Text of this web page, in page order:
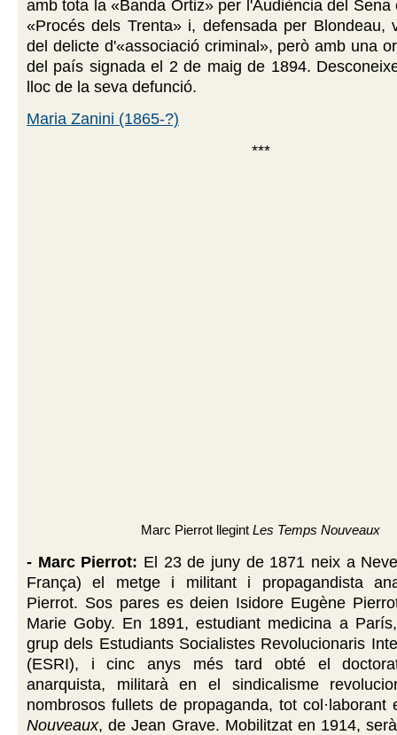
amb tota la «Banda Ortiz» per l'Audiència del Sena
«Procés dels Trenta» i, defensada per Blondeau,
del delicte d'«associació criminal», però amb una
del país signada el 2 de maig de 1894.
lloc de la seva defunció.
Maria Zanini (1865-?)
***
Marc Pierrot llegintLes Temps Nouveaux
- Marc Pierrot: El 23 de juny de 1871 neix a
França) el metge i militant i propagandista
Pierrot. Sos pares es deien Isidore Eugène
Marie Goby. En 1891, estudiant medicina a
grup dels Estudiants Socialistes Revolucionaris
(ESRI), i cinc anys més tard obté el
anarquista, militarà en el sindicalisme
nombrosos fullets de propaganda, tot col·laborant
Nouveaux, de Jean Grave. Mobilitzat en 1914,